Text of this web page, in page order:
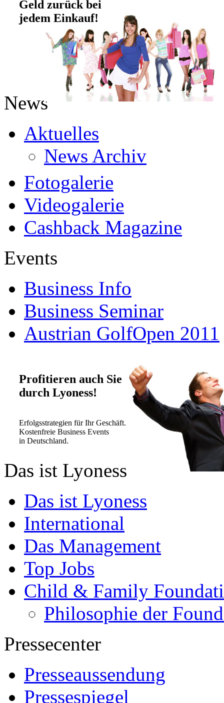
Geld zurück bei
jedem Einkauf!
News
Aktuelles
News Archiv
Fotogalerie
Videogalerie
Cashback Magazine
Events
Business Info
Business Seminar
Austrian GolfOpen 2011
Profitieren auch Sie
durch Lyoness!
Erfolgsstrategien für Ihr Geschäft.
Kostenfreie Business Events
in Deutschland.
Das ist Lyoness
Das ist Lyoness
International
Das Management
Top Jobs
Child & Family
Philosophie der
Pressecenter
Presseaussendung
Pressespiegel